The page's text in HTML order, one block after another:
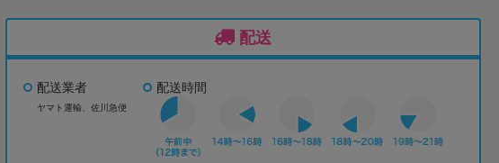
配送
配送業者
ヤマト運輸、佐川急便
配送時間